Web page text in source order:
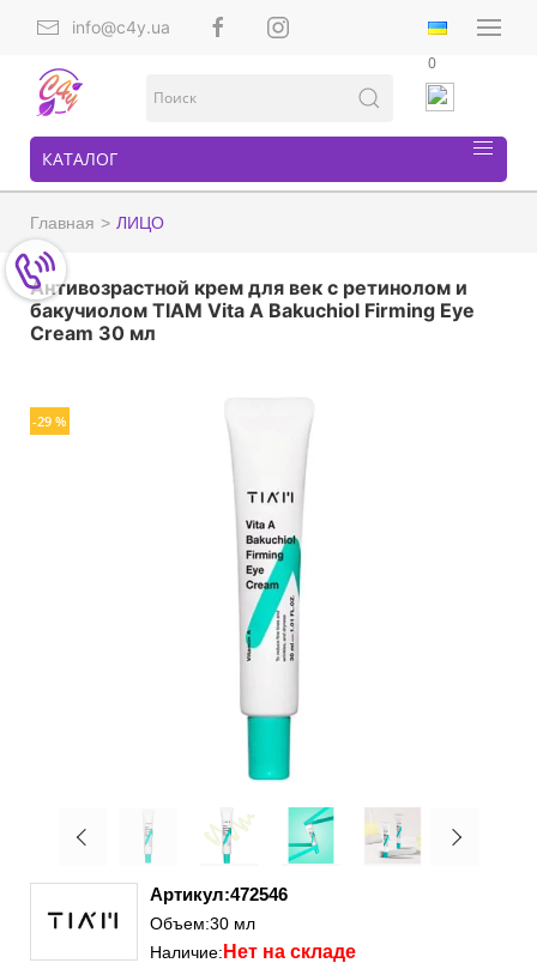
info@c4y.ua
0
КАТАЛОГ
Главная ЛИЦО
Антивозрастной крем для век с ретинолом и
бакучиолом TIAM Vita A Bakuchiol Firming Eye
Cream 30 мл
-29 %
Артикул:472546
Объем:30 мл
Наличие: Нет на складе